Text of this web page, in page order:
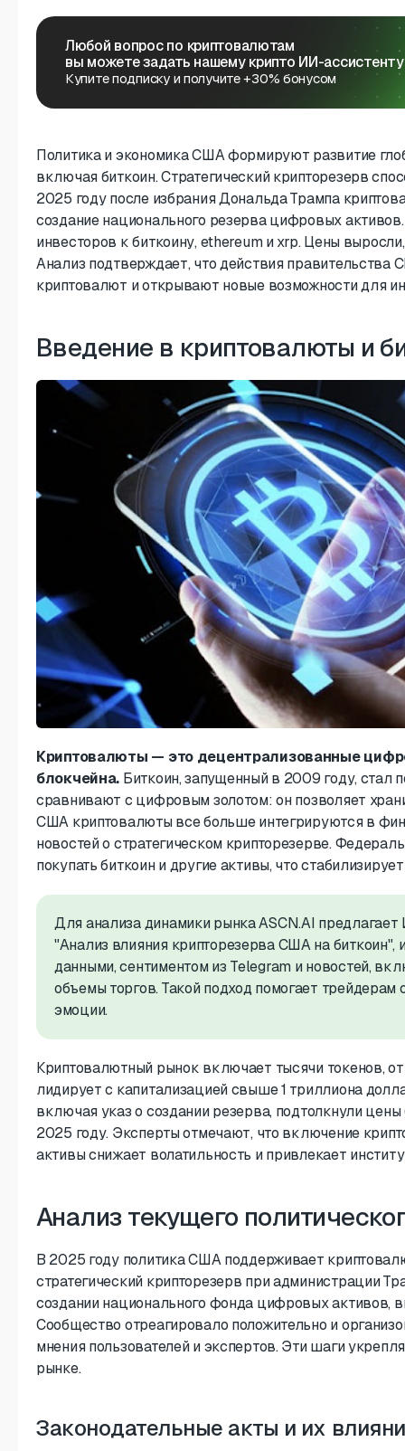
Любой вопрос по криптовалютам
вы можете задать нашему крипто ИИ-
Купите подписку и получите +30% бонусом
Политика и экономика США формируют развитие
включая биткоин. Стратегический крипторезерв
2025 году после избрания Дональда Трампа
создание национального резерва цифровых
инвесторов к биткоину, ethereum и xrp. Цены
Анализ подтверждает, что действия правительства
криптовалют и открывают новые возможности для
Введение в криптовалюты и
Криптовалюты — это децентрализованные
блокчейна. Биткоин, запущенный в 2009 году, стал
сравнивают с цифровым золотом: он позволяет
США криптовалюты все больше интегрируются в
новостей о стратегическом крипторезерве.
покупать биткоин и другие активы, что
Для анализа динамики рынка ASCN.AI
"Анализ влияния крипторезерва США на биткоин",
данными, сентиментом из Telegram и новостей,
объемы торгов. Такой подход помогает трейдерам
эмоции.
Криптовалютный рынок включает тысячи токенов,
лидирует с капитализацией свыше 1 триллиона
включая указ о создании резерва, подтолкнули
2025 году. Эксперты отмечают, что включение
активы снижает волатильность и привлекает
Анализ текущего
В 2025 году политика США поддерживает
стратегический крипторезерв при администрации
создании национального фонда цифровых активов,
Сообщество отреагировало положительно и
мнения пользователей и экспертов. Эти шаги
рынке.
Законодательные акты и их